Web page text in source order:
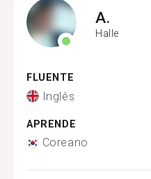
A.
Halle
FLUENTE
Inglês
APRENDE
Coreano